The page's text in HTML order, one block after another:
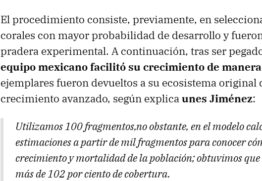
El procedimiento consiste, previamente, en
corales con mayor probabilidad de desarrollo y
pradera experimental. A continuación, tras ser
equipo mexicano facilitó su crecimiento de
ejemplares fueron devueltos a su ecosistema original
crecimiento avanzado, según explicaunes Jiménez:
Utilizamos 100 fragmentos,no obstante, en el modelo
estimaciones a partir de mil fragmentos para conocer
crecimiento y mortalidad de la población; obtuvimos
más de 102 por ciento de cobertura.